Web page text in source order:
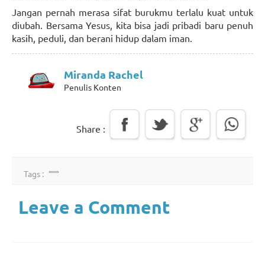
Jangan pernah merasa sifat burukmu terlalu kuat untuk
diubah. Bersama Yesus, kita bisa jadi pribadi baru penuh
kasih, peduli, dan berani hidup dalam iman.
Miranda Rachel
Penulis Konten
Share :
Tags :
Leave a Comment